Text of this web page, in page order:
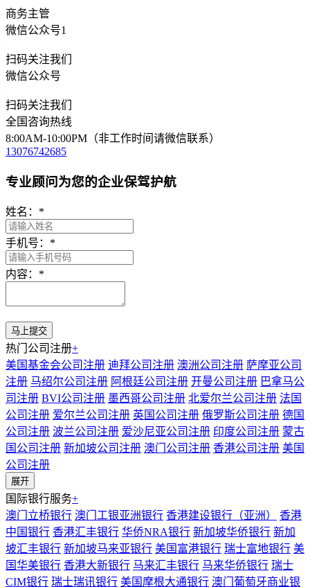
商务主管
微信公众号1
扫码关注我们
微信公众号
扫码关注我们
全国咨询热线
8:00AM-10:00PM（非工作时间请微信联系）
13076742685
专业顾问为您的企业保驾护航
姓名： *
手机号： *
内容： *
热门公司注册+
美国基金会公司注册 迪拜公司注册 澳洲公司注册 萨摩亚公司
注册 马绍尔公司注册 阿根廷公司注册 开曼公司注册 巴拿马公
司注册 BVI公司注册 墨西哥公司注册 北爱尔兰公司注册 法国
公司注册 爱尔兰公司注册 英国公司注册 俄罗斯公司注册 德国
公司注册 波兰公司注册 爱沙尼亚公司注册 印度公司注册 蒙古
国公司注册 新加坡公司注册 澳门公司注册 香港公司注册 美国
公司注册
展开
国际银行服务+
澳门立桥银行 澳门工银亚洲银行 香港建设银行（亚洲）
香港
中国银行 香港汇丰银行 华侨NRA银行 新加坡华侨银行 新加
坡汇丰银行 新加坡马来亚银行 美国富港银行 瑞士富地银行 美
国华美银行 香港大新银行 马来汇丰银行 马来华侨银行 瑞士
CIM银行 瑞士瑞讯银行 美国摩根大通银行 澳门葡萄牙商业银